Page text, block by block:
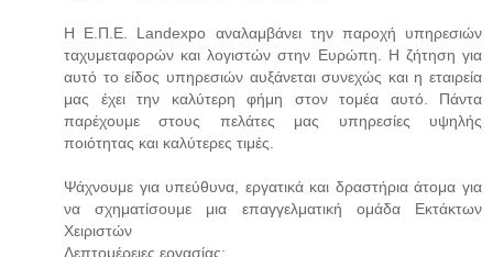
Η Ε.Π.Ε. Landexpo αναλαμβάνει την παροχή υπηρεσιών
ταχυμεταφορών και λογιστών στην Ευρώπη. Η ζήτηση για
αυτό το είδος υπηρεσιών αυξάνεται συνεχώς και η εταιρεία
μας έχει την καλύτερη φήμη στον τομέα αυτό. Πάντα
παρέχουμε στους πελάτες μας υπηρεσίες υψηλής
ποιότητας και καλύτερες τιμές.
Ψάχνουμε για υπεύθυνα, εργατικά και δραστήρια άτομα για
να σχηματίσουμε μια επαγγελματική ομάδα Εκτάκτων
Χειριστών
Λεπτομέρειες εργασίας: